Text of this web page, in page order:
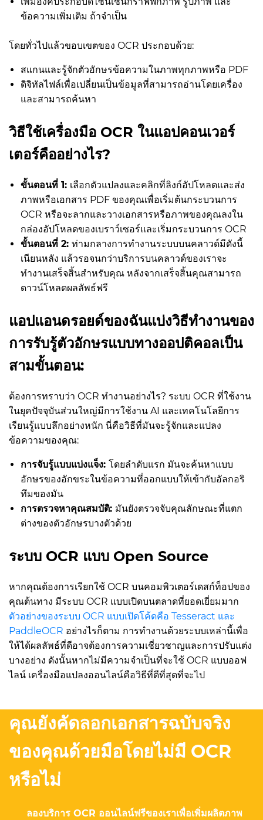
ข้อความเพิ่มเติม ถ้าจำเป็น
โดยทั่วไปแล้วขอบเขตของ OCR ประกอบด้วย:
สแกนและรู้จักตัวอักษรข้อความในภาพทุกภาพหรือ PDF
ดิจิทัลไฟล์เพื่อเปลี่ยนเป็นข้อมูลที่สามารถอ่านโดยเครื่อง
และสามารถค้นหา
วิธีใช้เครื่องมือ OCR ในแอปคอนเวอร์
เตอร์คืออย่างไร?
ขั้นตอนที่ 1: เลือกตัวแปลงและคลิกที่ลิงก์อัปโหลดและส่ง
ภาพหรือเอกสาร PDF ของคุณเพื่อเริ่มต้นกระบวนการ
OCR หรือจะลากและวางเอกสารหรือภาพของคุณลงใน
กล่องอัปโหลดของเบราว์เซอร์และเริ่มกระบวนการ OCR
ขั้นตอนที่ 2: ท่ามกลางการทำงานระบบบนคลาวด์มีดังนี้
เนียนหลัง แล้วรอจนกว่าบริการบนคลาวด์ของเราจะ
ทำงานเสร็จสิ้นสำหรับคุณ หลังจากเสร็จสิ้นคุณสามารถ
ดาวน์โหลดผลลัพธ์ฟรี
แอปแอนดรอยด์ของฉันแบ่งวิธีทำงานของ
การรับรู้ตัวอักษรแบบทางออปติคอลเป็น
สามขั้นตอน:
ต้องการทราบว่า OCR ทำงานอย่างไร? ระบบ OCR ที่ใช้งาน
ในยุคปัจจุบันส่วนใหญ่มีการใช้งาน AI และเทคโนโลยีการ
เรียนรู้แบบลึกอย่างหนัก นี่คือวิธีที่มันจะรู้จักและแปลง
ข้อความของคุณ:
การจับรู้แบบแบ่งแจ็ง: โดยลำดับแรก มันจะค้นหาแบบ
อักษรของอักขระในข้อความที่ออกแบบให้เข้ากับอัลกอริ
ทึมของมัน
การตรวจหาคุณสมบัติ: มันยังตรวจจับคุณลักษณะที่แตก
ต่างของตัวอักษรบางตัวด้วย
ระบบ OCR แบบ Open Source
หากคุณต้องการเรียกใช้ OCR บนคอมพิวเตอร์เดสก์ท็อปของ
คุณต้นทาง มีระบบ OCR แบบเปิดบนตลาดที่ยอดเยี่ยมมาก
ตัวอย่างของระบบ OCR แบบเปิดโค้ดคือ Tesseract และ
PaddleOCR อย่างไรก็ตาม การทำงานด้วยระบบเหล่านี้เพื่อ
ให้ได้ผลลัพธ์ที่ดีอาจต้องการความเชี่ยวชาญและการปรับแต่ง
บางอย่าง ดังนั้นหากไม่มีความจำเป็นที่จะใช้ OCR แบบออฟ
ไลน์ เครื่องมือแปลงออนไลน์คือวิธีที่ดีที่สุดที่จะไป
คุณยังคัดลอกเอกสารฉบับจริง
ของคุณด้วยมือโดยไม่มี OCR
หรือไม่
ลองบริการ OCR ออนไลน์ฟรีของเราเพื่อเพิ่มผลิตภาพ